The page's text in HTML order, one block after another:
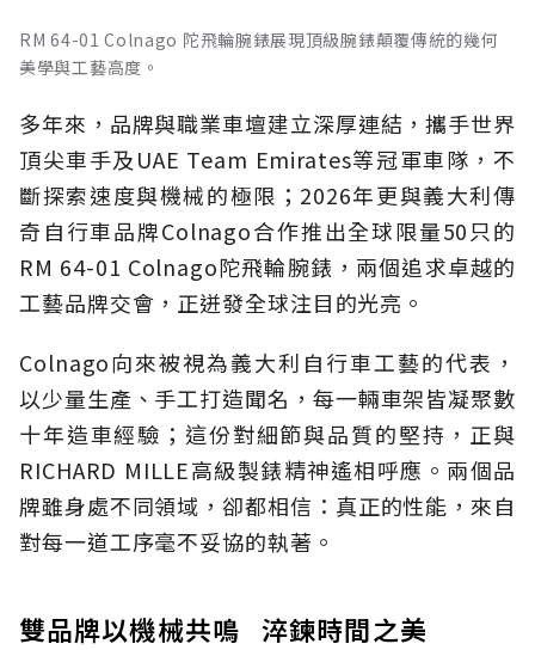
RM 64-01 Colnago 陀飛輪腕錶展現頂級腕錶顛覆傳統的幾何
美學與工藝高度。
多年來，品牌與職業車壇建立深厚連結，攜手世界
頂尖車手及UAE Team Emirates等冠軍車隊，不
斷探索速度與機械的極限；2026年更與義大利傳
奇自行車品牌Colnago合作推出全球限量50只的
RM 64-01 Colnago陀飛輪腕錶，兩個追求卓越的
工藝品牌交會，正迸發全球注目的光亮。
Colnago向來被視為義大利自行車工藝的代表，
以少量生產、手工打造聞名，每一輛車架皆凝聚數
十年造車經驗；這份對細節與品質的堅持，正與
RICHARD MILLE高級製錶精神遙相呼應。兩個品
牌雖身處不同領域，卻都相信：真正的性能，來自
對每一道工序毫不妥協的執著。
雙品牌以機械共鳴 淬鍊時間之美